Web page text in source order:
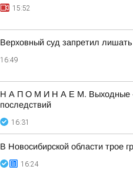
15:52
Верховный суд запретил
16:49
Н А П О М И Н А Е М. Выходные -
последствий
16:31
В Новосибирской области трое
16:24